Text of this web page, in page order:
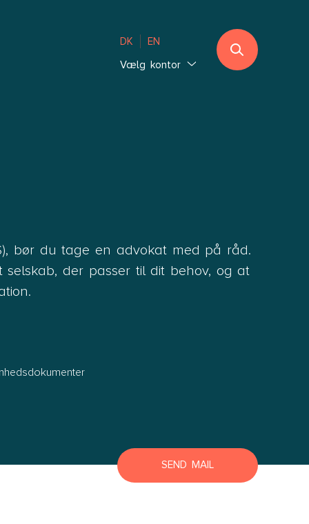
DK
EN
Vælg kontor
Glostrup København
Holbæk København
Roskilde
Bornholm
bør du tage en advokat med på råd.
der passer til dit behov, og at
SEND MAIL